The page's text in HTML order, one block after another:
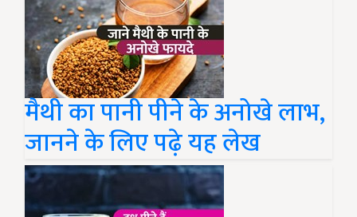
मैथी का पानी पीने के अनोखे लाभ,
जानने के लिए पढ़े यह लेख